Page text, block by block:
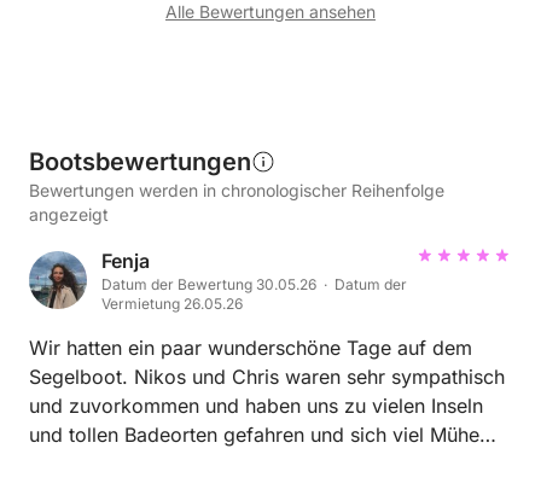
Alle Bewertungen ansehen
Bootsbewertungen
Bewertungen werden in chronologischer Reihenfolge
angezeigt
Fenja
Datum der Bewertung 30.05.26 · Datum der
Vermietung 26.05.26
Wir hatten ein paar wunderschöne Tage auf dem
Segelboot. Nikos und Chris waren sehr sympathisch
und zuvorkommen und haben uns zu vielen Inseln
und tollen Badeorten gefahren und sich viel Mühe